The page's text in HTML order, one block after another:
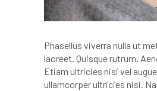
Phasellus viverra nulla ut
laoreet. Quisque rutrum.
Etiam ultricies nisi vel
ullamcorper ultricies nisi.